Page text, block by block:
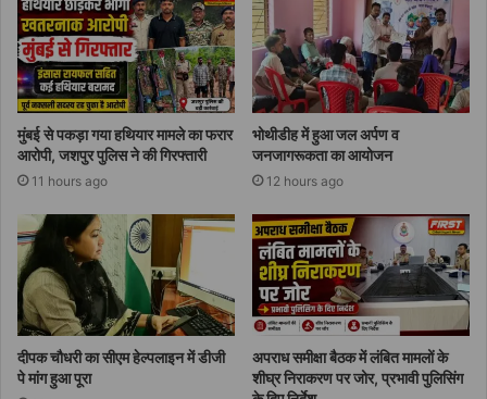
मुंबई से पकड़ा गया हथियार मामले का फरार
आरोपी, जशपुर पुलिस ने की गिरफ्तारी
11 hours ago
भोथीडीह में हुआ जल अर्पण व
जनजागरूकता का आयोजन
12 hours ago
दीपक चौधरी का सीएम हेल्पलाइन में डीजी
पे मांग हुआ पूरा
अपराध समीक्षा बैठक में लंबित मामलों के
शीघ्र निराकरण पर जोर, प्रभावी पुलिसिंग